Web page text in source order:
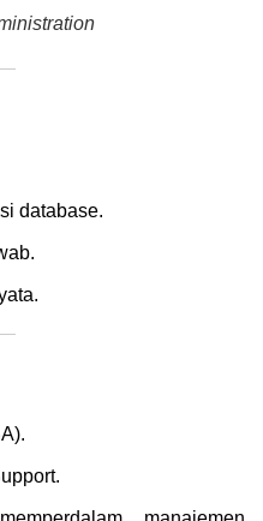
database.